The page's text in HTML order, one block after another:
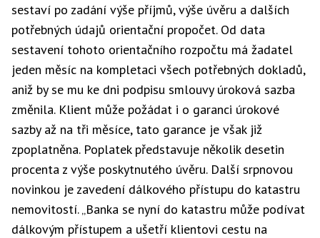
sestaví po zadání výše příjmů, výše úvěru a dalších
potřebných údajů orientační propočet. Od data
sestavení tohoto orientačního rozpočtu má žadatel
jeden měsíc na kompletaci všech potřebných dokladů,
aniž by se mu ke dni podpisu smlouvy úroková sazba
změnila. Klient může požádat i o garanci úrokové
sazby až na tři měsíce, tato garance je však již
zpoplatněna. Poplatek představuje několik desetin
procenta z výše poskytnutého úvěru. Další srpnovou
novinkou je zavedení dálkového přístupu do katastru
nemovitostí. „Banka se nyní do katastru může podívat
dálkovým přístupem a ušetří klientovi cestu na